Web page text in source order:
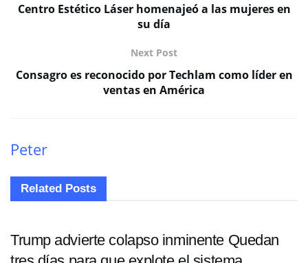
Centro Estético Láser homenajeó a las mujeres en
su día
Next Post
Consagro es reconocido por Techlam como líder en
ventas en América
Peter
Related Posts
ECONOMÍA
Trump advierte colapso inminente Quedan